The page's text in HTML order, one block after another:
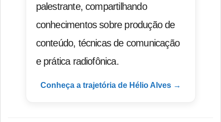
palestrante, compartilhando
conhecimentos sobre produção de
conteúdo, técnicas de comunicação
e prática radiofônica.
Conheça a trajetória de Hélio Alves →